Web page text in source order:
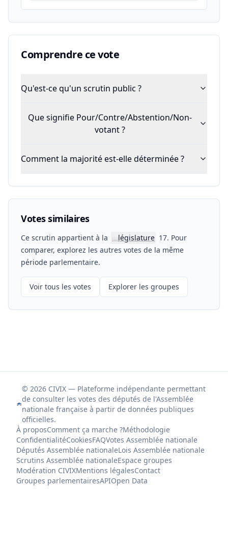
Comprendre ce vote
Qu'est-ce qu'un scrutin public ?
Que signifie Pour/Contre/Abstention/Non-
votant ?
Comment la majorité est-elle déterminée ?
Votes similaires
Ce scrutin appartient à la 📖législature 17. Pour
comparer, explorez les autres votes de la même
période parlementaire.
Voir tous les votes Explorer les groupes
© 2026 CIVIX — Plateforme indépendante permettant
de consulter les votes des députés de l'Assemblée
nationale française à partir de données publiques
officielles.
À proposComment ça marche ?Méthodologie
ConfidentialitéCookiesFAQVotes Assemblée nationale
Députés Assemblée nationaleLois Assemblée nationale
Scrutins Assemblée nationaleEspace groupes
Modération CIVIXMentions légalesContact
Groupes parlementairesAPIOpen Data